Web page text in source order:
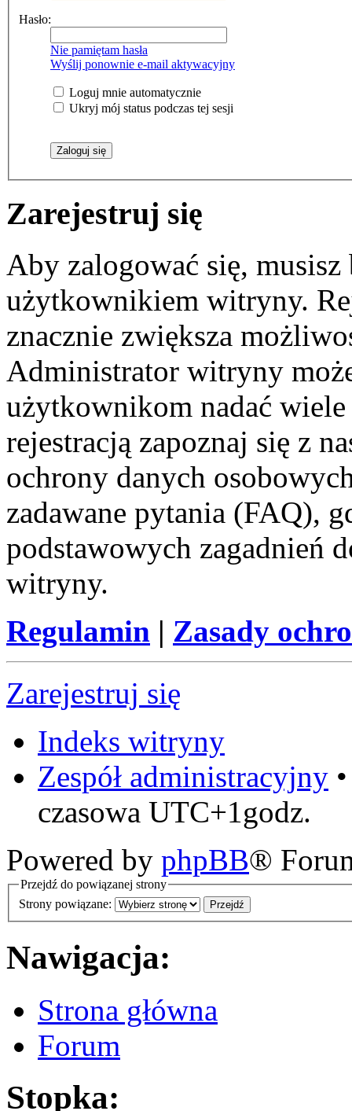
Hasło:
Nie pamiętam hasła
Wyślij ponownie e-mail aktywacyjny
Loguj mnie automatycznie
Ukryj mój status podczas tej sesji
Zarejestruj się
Aby zalogować się,
użytkownikiem witryny.
znacznie zwiększa
Administrator witryny
użytkownikom nadać
rejestracją zapoznaj się z
ochrony danych
zadawane pytania (FAQ),
podstawowych zagadnień
witryny.
Regulamin | Zasady
Zarejestruj się
Indeks witryny
Zespół administracyjny
czasowa UTC+1godz.
Powered by phpBB®
Przejdź do powiązanej strony
Strony powiązane:
Nawigacja:
Strona główna
Forum
Stopka: